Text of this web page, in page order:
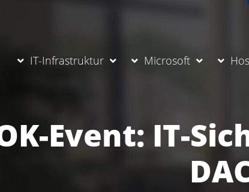
IT-Infrastruktur Microsoft
Event: IT-